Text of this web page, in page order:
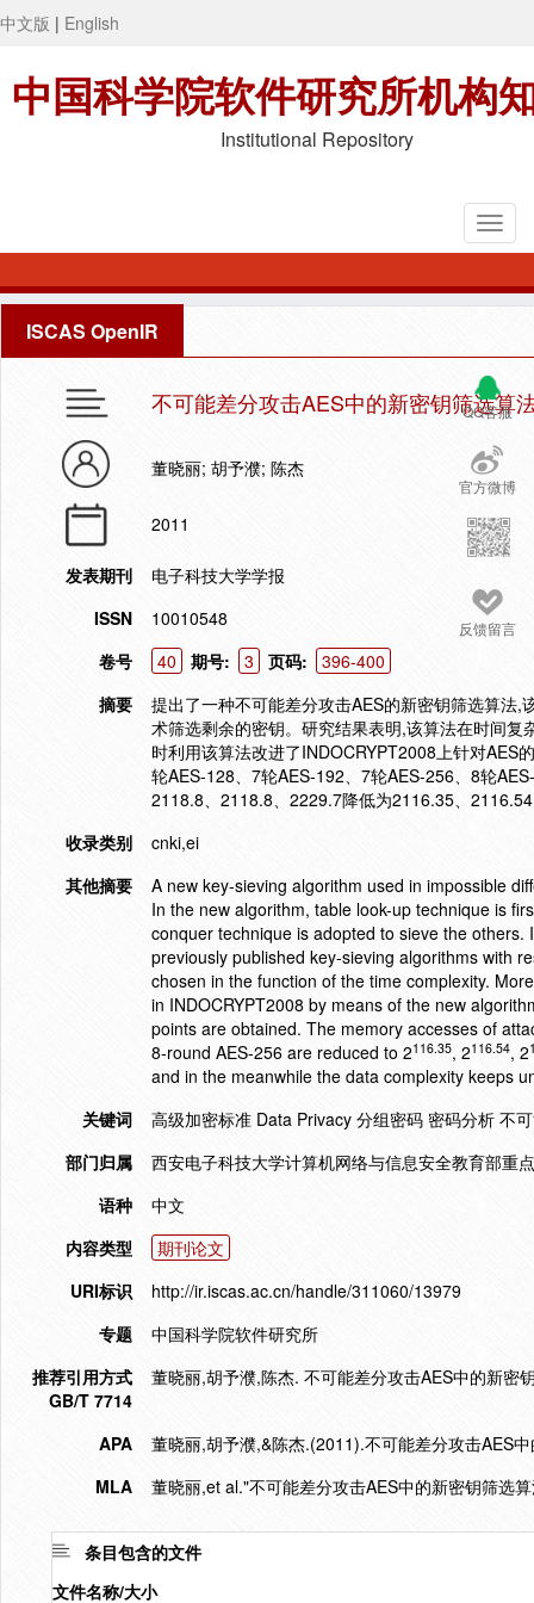
中文版 | English
中国科学院软件研究所机构
Institutional Repository
ISCAS OpenIR
QQ客服
官方微博
反馈留言
不可能差分攻击AES中的新密钥筛选算
董晓丽; 胡予濮; 陈杰
2011
发表期刊
电子科技大学学报
ISSN
10010548
卷号
40 期号: 3 页码:
396-400
摘要
提出了一种不可能差分攻击AES的新密钥筛选算法
术筛选剩余的密钥。研究结果表明,该算法在时间
时利用该算法改进了INDOCRYPT2008上针对AES
轮AES-128、7轮AES-192、7轮AES-256、8轮
2118.8、2118.8、2229.7降低为2116.35、
收录类别
cnki,ei
其他摘要
A new key-sieving algorithm used in impossible
In the new algorithm, table look-up technique is
conquer technique is adopted to sieve the
previously published key-sieving algorithms with
chosen in the function of the time complexity.
in INDOCRYPT2008 by means of the new
points are obtained. The memory accesses of
8-round AES-256 are reduced to 2116.35, 2116.54, 2
and in the meanwhile the data complexity keeps
关键词
高级加密标准 Data Privacy 分组密码 密码分析 不
部门归属
西安电子科技大学计算机网络与信息安全教育部重
语种
中文
内容类型
期刊论文
URI标识
http://ir.iscas.ac.cn/handle/311060/13979
专题
中国科学院软件研究所
推荐引用方式
GB/T 7714
董晓丽,胡予濮,陈杰. 不可能差分攻击AES中的新
APA
董晓丽,胡予濮,&陈杰.(2011).不可能差分攻击AES
MLA
董晓丽,et al."不可能差分攻击AES中的新密钥筛选
条目包含的文件
文件名称/大小